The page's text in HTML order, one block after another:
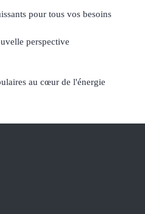
pour tous vos besoins
perspective
au cœur de l'énergie